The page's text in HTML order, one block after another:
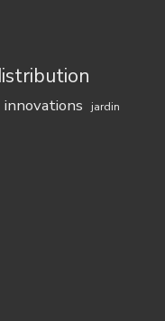
innovations jardin